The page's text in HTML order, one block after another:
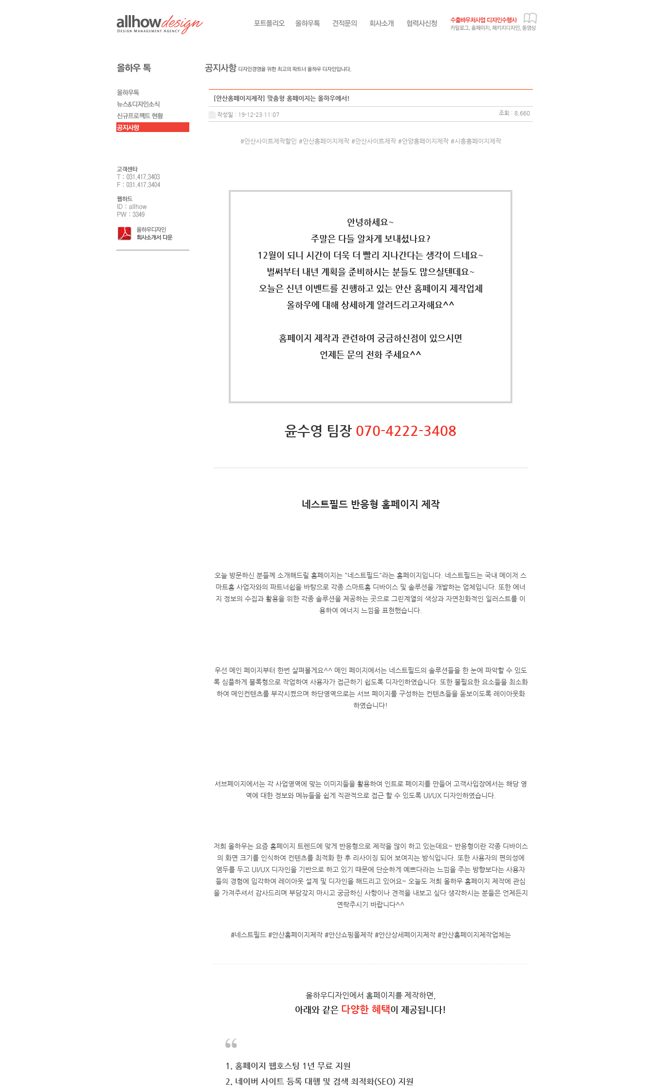
[안산홈페이지제작] 맞춤형 홈페이지는 올하우에서!
작성일 : 19-12-23 11:07 조회 : 8,660
#안산사이트제작할인 #안산홈페이지제작 #안산사이트제작 #안양홈페이지제작 #시흥홈페이지제작
안녕하세요~
주말은 다들 알차게 보내셨나요?
12월이 되니 시간이 더욱 더 빨리 지나간다는 생각이 드네요~
벌써부터 내년 계획을 준비하시는 분들도 많으실텐데요~
오늘은 신년 이벤트를 진행하고 있는 안산 홈페이지 제작업체
올하우에 대해 상세하게 알려드리고자해요^^
홈페이지 제작과 관련하여 궁금하신점이 있으시면
언제든 문의 전화 주세요^^
윤수영 팀장 070-4222-3408
네스트필드 반응형 홈페이지 제작
오늘 방문하신 분들께 소개해드릴 홈페이지는 "네스트필드"라는 홈페이지입니다. 네스트필드는 국내 메이저 스
마트홈 사업자와의 파트너쉽을 바탕으로 각종 스마트홈 디바이스 및 솔루션을 개발하는 업체입니다. 또한 에너
지 정보의 수집과 활용을 위한 각종 솔루션을 제공하는 곳으로 그린계열의 색상과 자연친화적인 일러스트를 이
용하여 에너지 느낌을 표현했습니다.
우선 메인 페이지부터 한번 살펴볼게요^^ 메인 페이지에서는 네스트필드의 솔루션들을 한 눈에 파악할 수 있도
록 심플하게 블록형으로 작업하여 사용자가 접근하기 쉽도록 디자인하였습니다. 또한 불필요한 요소들을 최소화
하여 메인컨텐츠를 부각시켰으며 하단영역으로는 서브 페이지를 구성하는 컨텐츠들을 돋보이도록 레이아웃화
하였습니다!
서브페이지에서는 각 사업영역에 맞는 이미지들을 활용하여 인트로 페이지를 만들어 고객사입장에서는 해당 영
역에 대한 정보와 메뉴들을 쉽게 직관적으로 접근 할 수 있도록 UI/UX 디자인하였습니다.
저희 올하우는 요즘 홈페이지 트렌드에 맞게 반응형으로 제작을 많이 하고 있는데요~ 반응형이란 각종 디바이스
의 화면 크기를 인식하여 컨텐츠를 최적화 한 후 리사이징 되어 보여지는 방식입니다. 또한 사용자의 편의성에
염두를 두고 UI/UX 디자인을 기반으로 하고 있기 때문에 단순하게 예쁘다라는 느낌을 주는 방향보다는 사용자
들의 경험에 입각하여 레이아웃 설계 및 디자인을 해드리고 있어요~ 오늘도 저희 올하우 홈페이지 제작에 관심
을 가져주셔서 감사드리며 부담갖지 마시고 궁금하신 사항이나 견적을 내보고 싶다 생각하시는 분들은 언제든지
연락주시기 바랍니다^^
#네스트필드 #안산홈페이지제작 #안산쇼핑몰제작 #안산상세페이지제작 #안산홈페이지제작업체는
올하우디자인에서 홈페이지를 제작하면,
아래와 같은 다양한 혜택이 제공됩니다!
1. 홈페이지 웹호스팅 1년 무료 지원
2. 네이버 사이트 등록 대행 및 검색 최적화(SEO) 지원